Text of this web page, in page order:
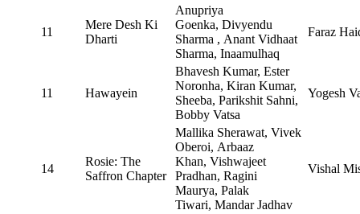
11
Mere Desh Ki
Dharti
Anupriya
Goenka, Divyendu
Sharma , Anant Vidhaat
Sharma, Inaamulhaq
Faraz
11 Hawayein
Bhavesh Kumar, Ester
Noronha, Kiran Kumar,
Sheeba, Parikshit Sahni,
Bobby Vatsa
Yogesh
14
Rosie: The
Saffron Chapter
Mallika Sherawat, Vivek
Oberoi, Arbaaz
Khan, Vishwajeet
Pradhan, Ragini
Maurya, Palak
Tiwari, Mandar Jadhav
Vishal